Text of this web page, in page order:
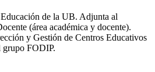
de la UB. Adjunta al
(área académica y docente).
y Gestión de Centros Educativos
grupo FODIP.